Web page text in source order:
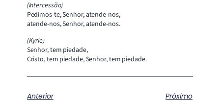
(Intercessão)
Pedimos-te, Senhor, atende-nos,
atende-nos, Senhor, atende-nos.
(Kyrie)
Senhor, tem piedade,
Cristo, tem piedade, Senhor, tem piedade.
Anterior
Próximo